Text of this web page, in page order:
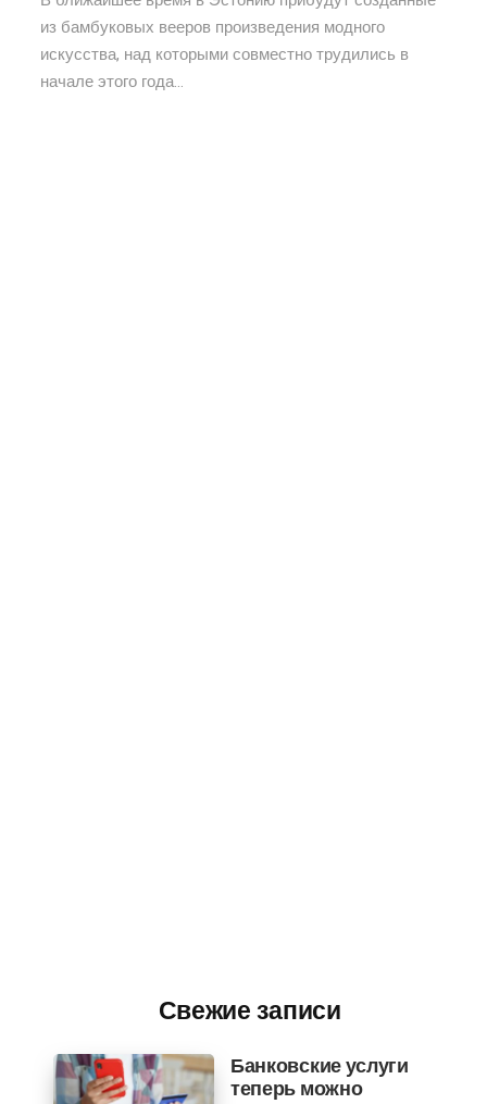
из бамбуковых вееров произведения модного
искусства, над которыми совместно трудились в
начале этого года...
Свежие записи
Банковские услуги
теперь можно